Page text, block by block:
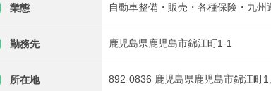
業態 自動車整備・販売・各種保険・九
勤務先 鹿児島県鹿児島市錦江町1-1
所在地 892-0836 鹿児島県鹿児島市錦江町1